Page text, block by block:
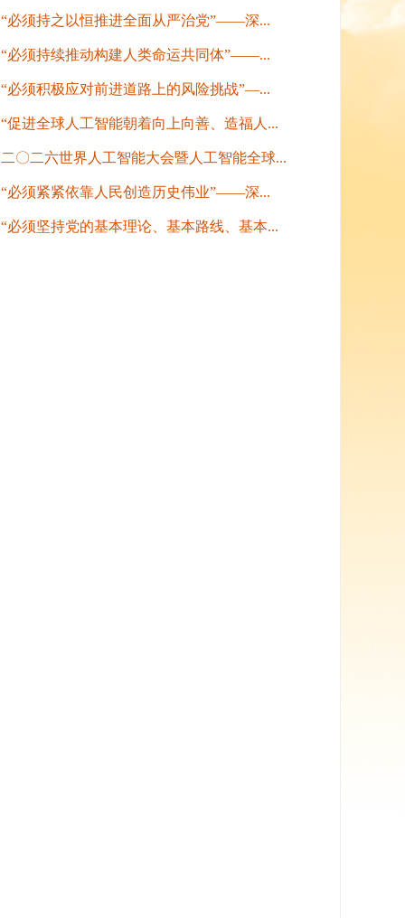
“必须持之以恒推进全面从严治党”——深...
“必须持续推动构建人类命运共同体”——...
“必须积极应对前进道路上的风险挑战”—...
“促进全球人工智能朝着向上向善、造福人...
二〇二六世界人工智能大会暨人工智能全球...
“必须紧紧依靠人民创造历史伟业”——深...
“必须坚持党的基本理论、基本路线、基本...